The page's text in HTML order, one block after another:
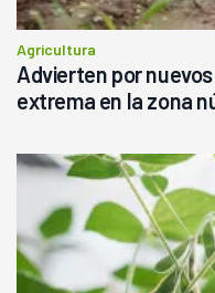
Agricultura
Advierten por
extrema en la zona